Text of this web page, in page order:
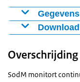
M 3,0-
20191
Download
SodM monitort